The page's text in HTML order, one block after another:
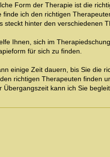
Form der Therapie ist die
finde ich den richtigen
steckt hinter den verschiedenen
Ihnen, sich im
für sich zu finden.
einige Zeit dauern, bis Sie die
richtigen Therapeuten finden
Übergangszeit kann ich Sie